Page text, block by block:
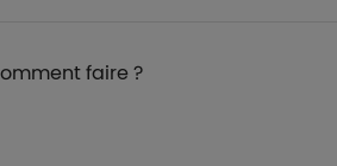
faire ?